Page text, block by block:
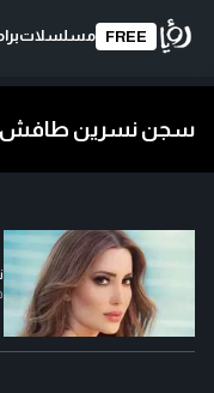
FREE مسلسلات
سجن نسرين طافش